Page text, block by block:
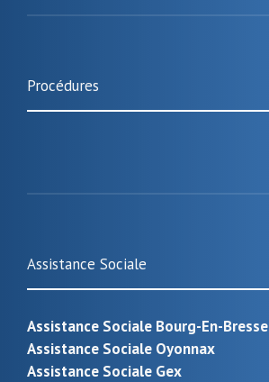
Procédures
Assistance Sociale
Assistance Sociale Bourg-En-Bresse
Assistance Sociale Oyonnax
Assistance Sociale Gex